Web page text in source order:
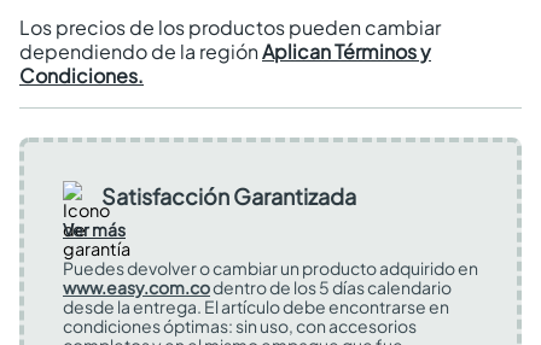
Los precios de los productos pueden cambiar
dependiendo de la regiónAplican Términos y
Condiciones.
Satisfacción Garantizada
Ver más
Puedes devolver o cambiar un producto adquirido en
www.easy.com.codentro de los 5 días calendario
desde la entrega. El artículo debe encontrarse en
condiciones óptimas: sin uso, con accesorios